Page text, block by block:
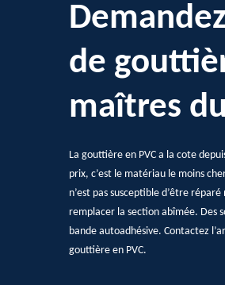
de
maîtres
La gouttière en PVC a la cote
prix, c’est le matériau le moins
n’est pas susceptible d’être
remplacer la section abîmée. Des
bande autoadhésive. Contactez
gouttière en PVC.